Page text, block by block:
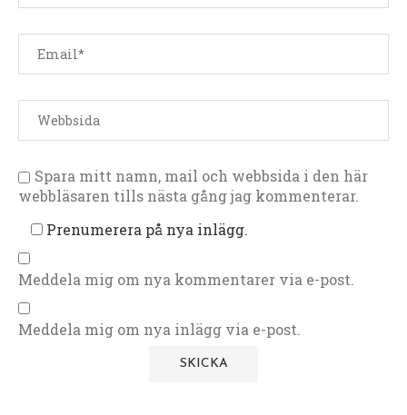
Spara mitt namn, mail och webbsida i den här
webbläsaren tills nästa gång jag kommenterar.
Prenumerera på nya inlägg.
Meddela mig om nya kommentarer via e-post.
Meddela mig om nya inlägg via e-post.